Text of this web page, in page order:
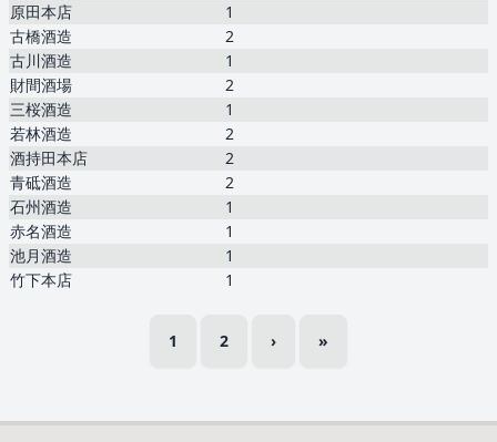
原田本店
1
古橋酒造
2
古川酒造
1
財間酒場
2
三桜酒造
1
若林酒造
2
酒持田本店
2
青砥酒造
2
石州酒造
1
赤名酒造
1
池月酒造
1
竹下本店
1
1 2 › »